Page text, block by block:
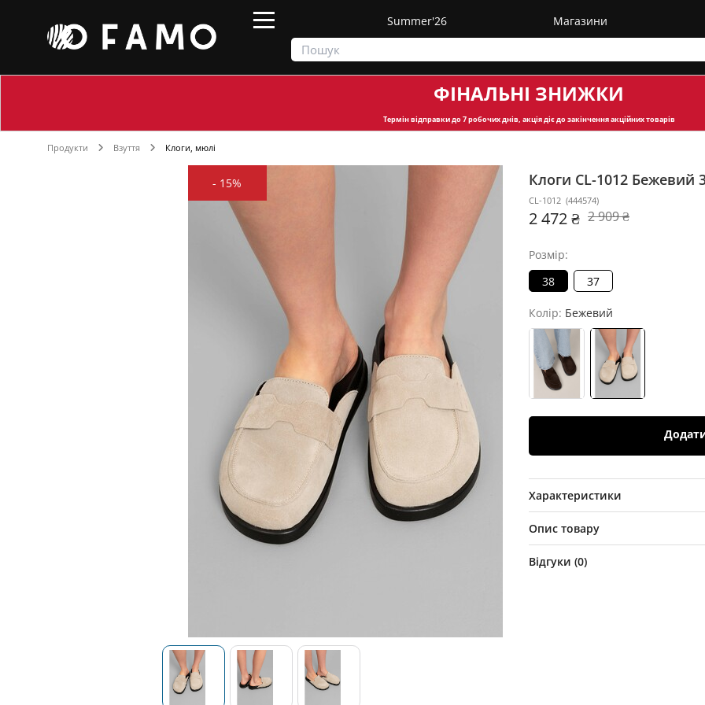
Summer'26 Магазини
ФІНАЛЬНІ ЗНИЖКИ
Термін відправкидо 7 робочих днів, акція діє до закінчення акційних товарів
Продукти Взуття Клоги, мюлі
- 15% Клоги CL-1012 Бежевий
CL-1012 (444574)
2 472 ₴ 2 909 ₴
Розмір:
38
37
Колір: Бежевий
Характеристики
Опис товару
Відгуки (0)